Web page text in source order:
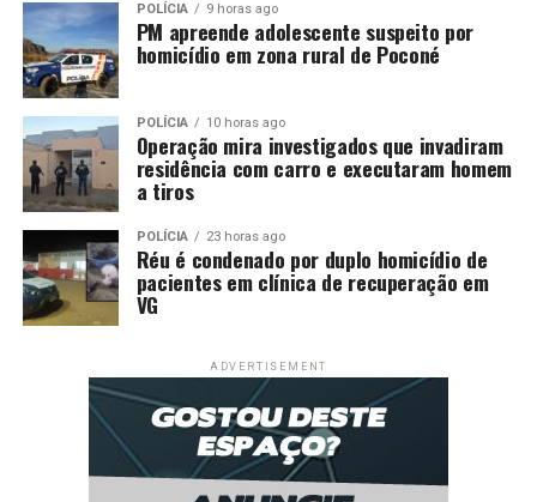
POLÍCIA 9 horas ago
PM apreende adolescente suspeito por
homicídio em zona rural de Poconé
POLÍCIA 10 horas ago
Operação mira investigados que invadiram
residência com carro e executaram homem
a tiros
POLÍCIA 23 horas ago
Réu é condenado por duplo homicídio de
pacientes em clínica de recuperação em
VG
ADVERTISEMENT